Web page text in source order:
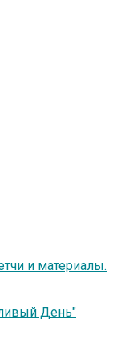
и материалы.
День"